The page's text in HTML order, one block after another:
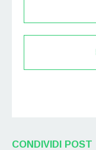
CONDIVIDI POST